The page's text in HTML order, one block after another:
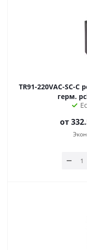
TR91-220VAC-SC-C реле 1С 220Вac: 10А/240Вас/28Вdc
от